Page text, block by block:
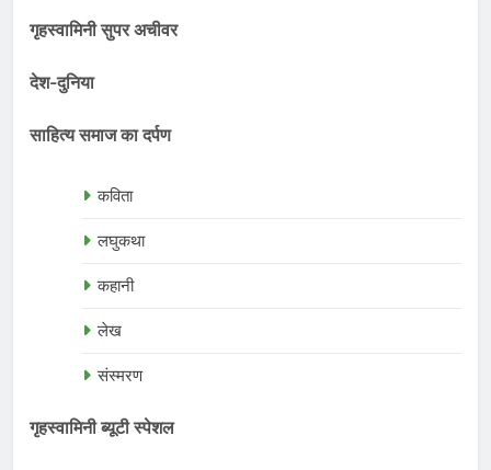
गृहस्वामिनी सुपर अचीवर
देश-दुनिया
साहित्य समाज का दर्पण
कविता
लघुकथा
कहानी
लेख
संस्मरण
गृहस्वामिनी ब्यूटी स्पेशल